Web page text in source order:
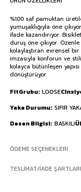
%100 saf pamuktan
yumuşaklığıyla öne
ifade kazandırıyor.
duruş öne çıkıyor.
kolaylaştıran evrensel
imzasıyla konforun ve
kolayca bütünleşen
dönüştürüyor.
FitGrubu LOOSE
Yaka Durumu SIFIR
Desen Bilgisi BASKILI
ÖDEME SEÇENEKLERI
TESLIMAT/İADE ŞARTLARI